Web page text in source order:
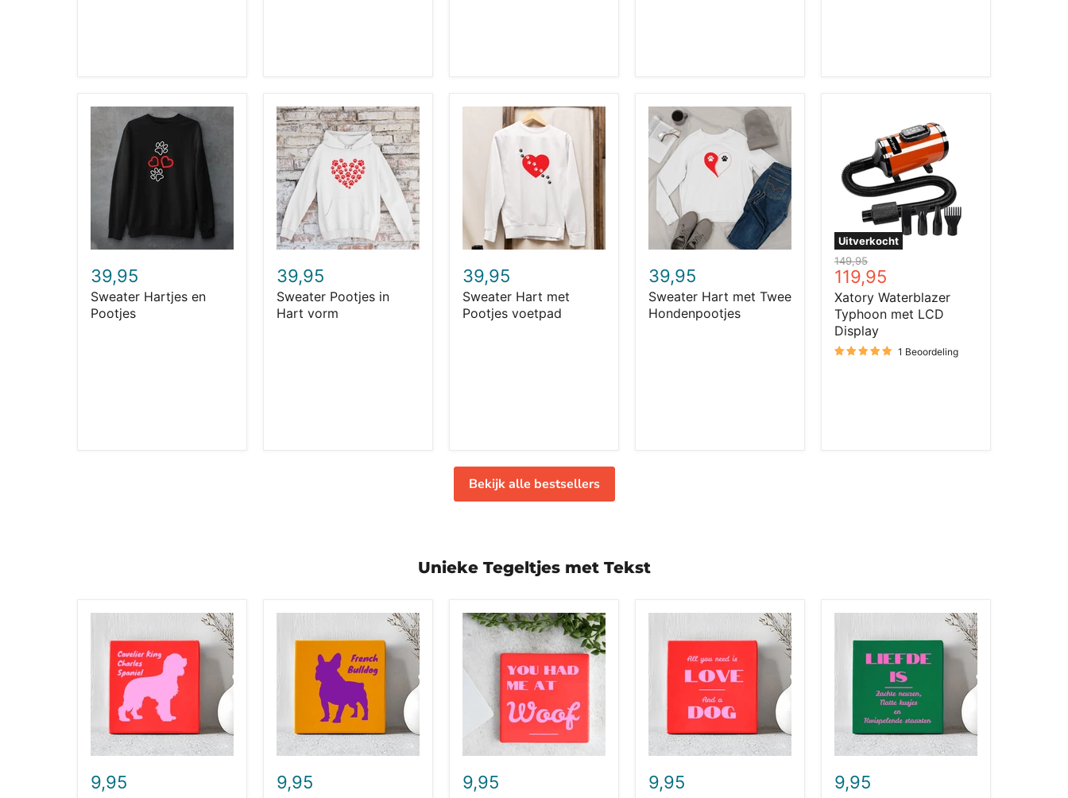
Hartjes
Pootjes
39,95
Sweater Hartjes en
Pootjes
Sweater
Pootjes
in
Hart
vorm
39,95
Sweater Pootjes in
Hart vorm
Sweater
Pootjes
voetpad
39,95
Sweater Hart met
Pootjes voetpad
Sweater
Hart
met
Twee
Hondenpootjes
39,95
Sweater Hart met Twee
Hondenpootjes
Uitverkocht
Waterblazer
Typhoon
LCD
Display
Oorspronkelijke
prijs
149,95
Huidige
prijs
119,95
Xatory Waterblazer
Typhoon met LCD
Display
1 Beoordeling
Bekijk alle bestsellers
Unieke Tegeltjes met Tekst
Cavalier
King
Charles
Spaniël
9,95
Bulldog
9,95
Tegel
-
Me
Woof
9,95
You
Dog
9,95
Dog
Hair
9,95